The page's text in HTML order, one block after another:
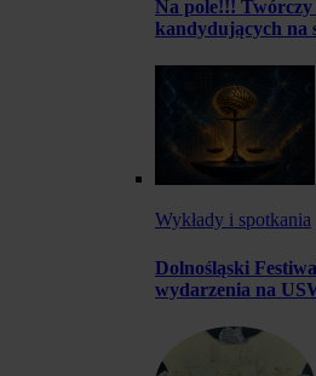
Na pole!!! Twórczy
kandydujących na
Wykłady i spotkania
Dolnośląski
wydarzenia na